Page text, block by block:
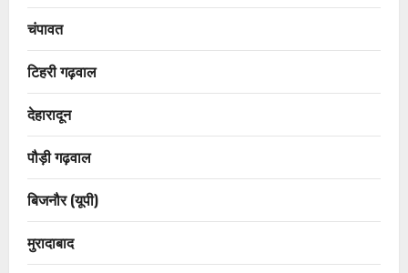
चंपावत
टिहरी गढ़वाल
देहारादून
पौड़ी गढ़वाल
बिजनौर (यूपी)
मुरादाबाद